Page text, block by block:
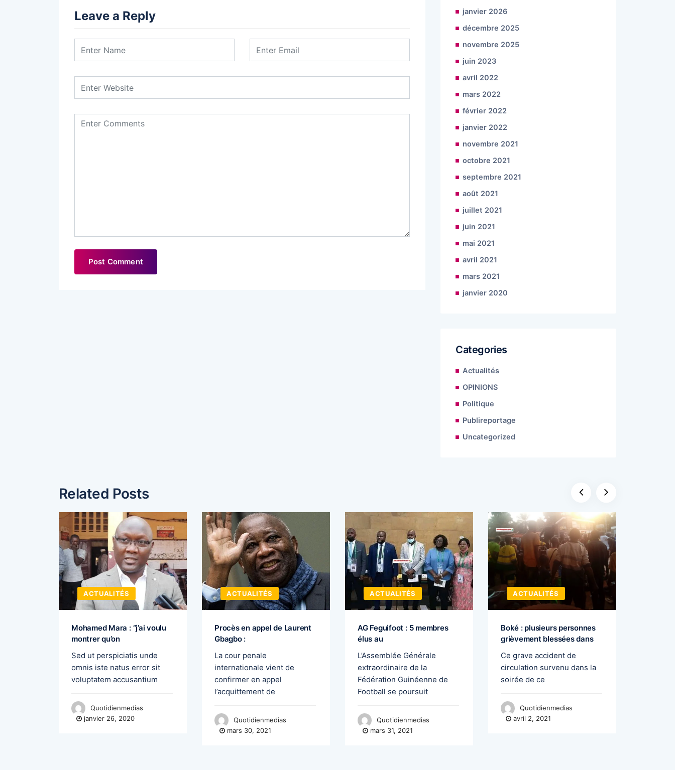
Leave a Reply
janvier 2026
décembre 2025
novembre 2025
juin 2023
avril 2022
mars 2022
février 2022
janvier 2022
novembre 2021
octobre 2021
septembre 2021
août 2021
juillet 2021
juin 2021
mai 2021
avril 2021
mars 2021
janvier 2020
Categories
Actualités
OPINIONS
Politique
Publireportage
Uncategorized
Related Posts
ACTUALITÉS
Mohamed Mara : “j’ai voulu
montrer qu’on
Sed ut perspiciatis unde
omnis iste natus error sit
voluptatem accusantium
Quotidienmedias
janvier 26, 2020
ACTUALITÉS
Procès en appel de Laurent
Gbagbo :
La cour penale
internationale vient de
confirmer en appel
l’acquittement de
Quotidienmedias
mars 30, 2021
ACTUALITÉS
AG Feguifoot : 5 membres
élus au
L’Assemblée Générale
extraordinaire de la
Fédération Guinéenne de
Football se poursuit
Quotidienmedias
mars 31, 2021
ACTUALITÉS
Boké : plusieurs personnes
grièvement blessées dans
Ce grave accident de
circulation survenu dans la
soirée de ce
Quotidienmedias
avril 2, 2021